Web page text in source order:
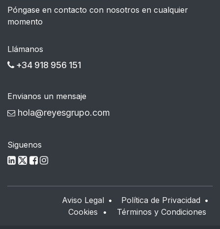
Póngase en contacto con nosotros en cualquier
momento
Llámanos
+34 918 956 151
Envianos un mensaje
hola@reyesgrupo.com
Siguenos
Aviso Legal • Política de Privacidad •
Cookies • Términos y Condiciones